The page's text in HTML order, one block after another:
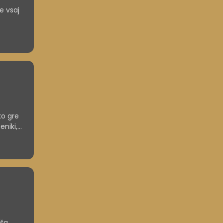
vsaj
gre
ali